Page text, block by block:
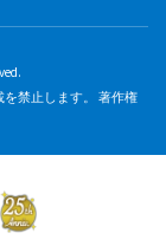
禁止します。 著作権